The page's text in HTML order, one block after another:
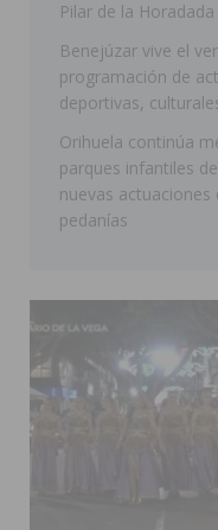
Pilar de la
Benejúzar vive el
programación de
deportivas,
Orihuela continúa
parques infantiles
nuevas actuaciones
pedanías